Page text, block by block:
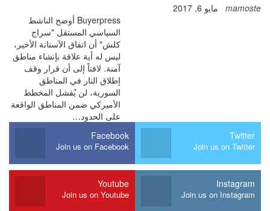
mamoste
مايو 6, 2017
Buyerpress أوضح الناشط
السياسي المستقل "سراج
كلش" أن اتفاق الآستانة الأخير،
ليس له أية علاقة بإنشاء مناطق
آمنة. لافتاً إلى أن قرار وقف
إطلاق النار في المناطق
السورية، لن يُفشل المخطط
الأميركي ضمن المناطق الواقعة
على الحدود…
Facebook
Join us on Facebook
Twitter
Join us on Twitter
Youtube
Join us on Youtube
Instagram
Join us on Instagram